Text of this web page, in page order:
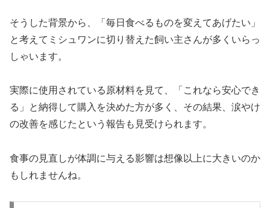
そうした背景から、「毎日食べるものを変えてあげたい」
と考えてミシュワンに切り替えた飼い主さんが多くいらっ
しゃいます。
実際に使用されている原材料を見て、「これなら安心でき
る」と納得して購入を決めた方が多く、その結果、涙やけ
の改善を感じたという報告も見受けられます。
食事の見直しが体調に与える影響は想像以上に大きいのか
もしれませんね。